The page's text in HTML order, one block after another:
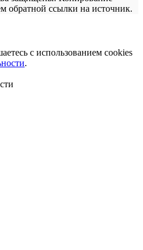
обратной ссылки на источник.
с использованием cookies
.